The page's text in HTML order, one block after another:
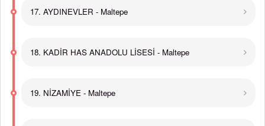
17. AYDINEVLER - Maltepe
18. KADİR HAS ANADOLU LİSESİ - Maltepe
19. NİZAMİYE - Maltepe